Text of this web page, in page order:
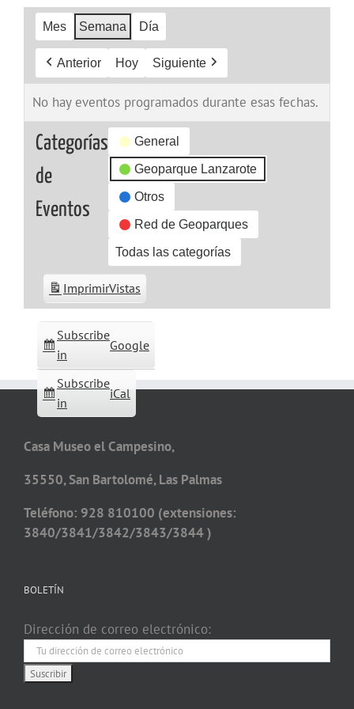
Mes Semana Día
Anterior Hoy Siguiente
No hay eventos programados durante esas fechas.
Categorías
de
Eventos
General
Geoparque Lanzarote
Otros
Red de Geoparques
Todas las categorías
Subscribe
in
Google
Subscribe
in
iCal
ImprimirVistas
Casa Museo el Campesino,
35550, San Bartolomé, Las Palmas
Teléfono: 928 810100 (extensiones:
3840/3841/3842/3843/3844 )
BOLETÍN
Dirección de correo electrónico: